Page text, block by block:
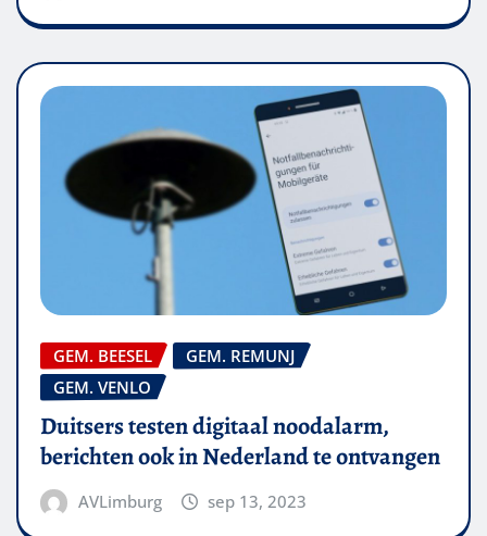
GEM. BEESEL
GEM. REMUNJ
GEM. VENLO
Duitsers testen digitaal noodalarm,
berichten ook in Nederland te ontvangen
AVLimburg sep 13, 2023